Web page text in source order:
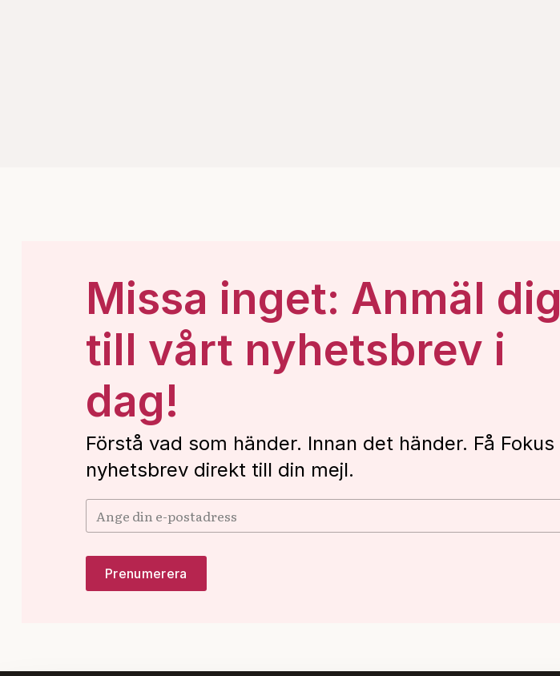
Missa inget: Anmäl dig
till vårt nyhetsbrev i
dag!
Förstå vad som händer. Innan det händer. Få Fokus
nyhetsbrev direkt till din mejl.